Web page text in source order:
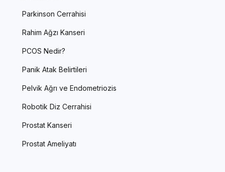
Parkinson Cerrahisi
Rahim Ağzı Kanseri
PCOS Nedir?
Panik Atak Belirtileri
Pelvik Ağrı ve Endometriozis
Robotik Diz Cerrahisi
Prostat Kanseri
Prostat Ameliyatı